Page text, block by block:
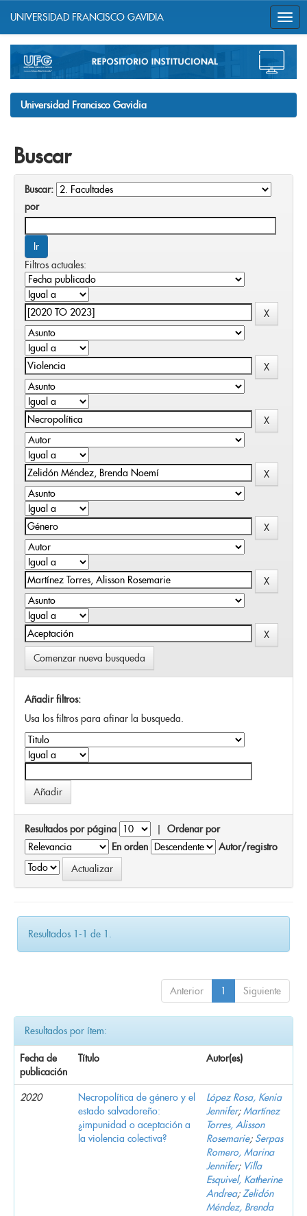
navigation
UNIVERSIDAD FRANCISCO GAVIDIA
Universidad Francisco Gavidia
Buscar
Buscar:
por
Filtros actuales:
Comenzar nueva busqueda
Añadir filtros:
Usa los filtros para afinar la busqueda.
Resultados por página | Ordenar por
En orden
Autor/registro
Resultados 1-1 de 1.
Anterior 1 Siguiente
Resultados por ítem:
Fecha de
publicación
Título Autor(es)
2020
Necropolítica de género y el
estado salvadoreño:
¿impunidad o aceptación a
la violencia colectiva?
López Rosa, Kenia
Jennifer;Martínez
Torres, Alisson
Rosemarie; Serpas
Romero, Marina
Jennifer; Villa
Esquivel, Katherine
Andrea; Zelidón
Méndez, Brenda